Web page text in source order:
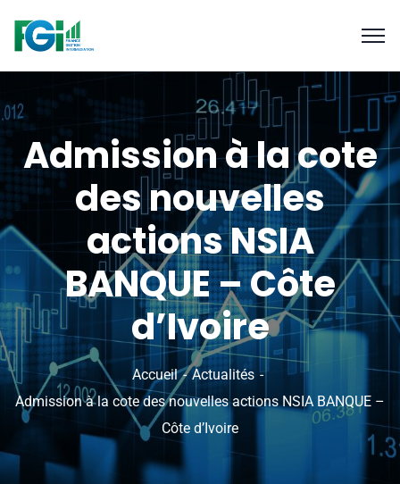
Admission à la cote
des nouvelles
actions NSIA
BANQUE – Côte
d’Ivoire
Accueil
Actualités
Admission à la cote des nouvelles actions NSIA BANQUE –
Côte d’Ivoire